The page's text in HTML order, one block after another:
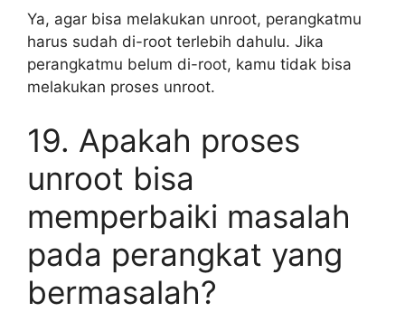
Ya, agar bisa melakukan unroot, perangkatmu
harus sudah di-root terlebih dahulu. Jika
perangkatmu belum di-root, kamu tidak bisa
melakukan proses unroot.
19. Apakah proses
unroot bisa
memperbaiki masalah
pada perangkat yang
bermasalah?